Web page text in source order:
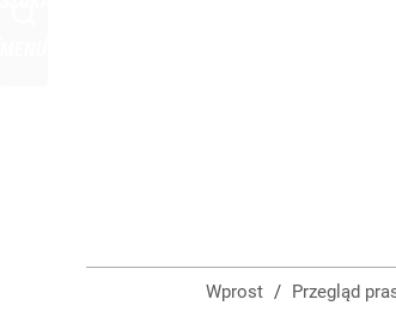
Rzeczniczka MSZ Rosji ostro o
Wprost / Przegląd